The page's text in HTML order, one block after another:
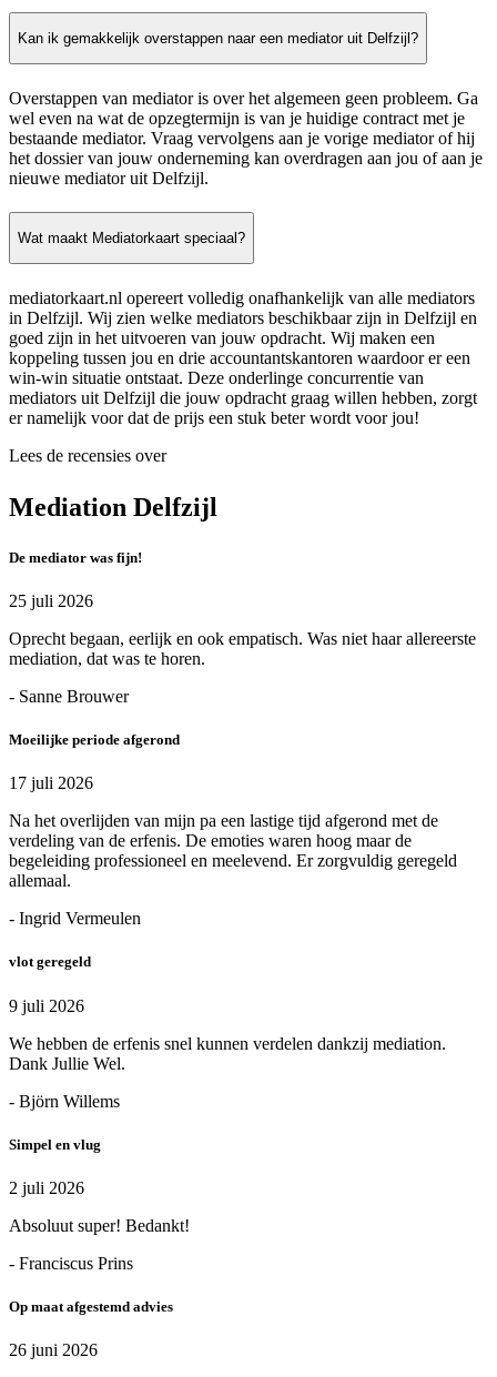
Kan ik gemakkelijk overstappen naar een mediator uit Delfzijl?
Overstappen van mediator is over het algemeen geen probleem. Ga
wel even na wat de opzegtermijn is van je huidige contract met je
bestaande mediator. Vraag vervolgens aan je vorige mediator of hij
het dossier van jouw onderneming kan overdragen aan jou of aan je
nieuwe mediator uit Delfzijl.
Wat maakt Mediatorkaart speciaal?
mediatorkaart.nl opereert volledig onafhankelijk van alle mediators
in Delfzijl. Wij zien welke mediators beschikbaar zijn in Delfzijl en
goed zijn in het uitvoeren van jouw opdracht. Wij maken een
koppeling tussen jou en drie accountantskantoren waardoor er een
win-win situatie ontstaat. Deze onderlinge concurrentie van
mediators uit Delfzijl die jouw opdracht graag willen hebben, zorgt
er namelijk voor dat de prijs een stuk beter wordt voor jou!
Lees de recensies over
Mediation Delfzijl
De mediator was fijn!
25 juli 2026
Oprecht begaan, eerlijk en ook empatisch. Was niet haar allereerste
mediation, dat was te horen.
- Sanne Brouwer
Moeilijke periode afgerond
17 juli 2026
Na het overlijden van mijn pa een lastige tijd afgerond met de
verdeling van de erfenis. De emoties waren hoog maar de
begeleiding professioneel en meelevend. Er zorgvuldig geregeld
allemaal.
- Ingrid Vermeulen
vlot geregeld
9 juli 2026
We hebben de erfenis snel kunnen verdelen dankzij mediation.
Dank Jullie Wel.
- Björn Willems
Simpel en vlug
2 juli 2026
Absoluut super! Bedankt!
- Franciscus Prins
Op maat afgestemd advies
26 juni 2026